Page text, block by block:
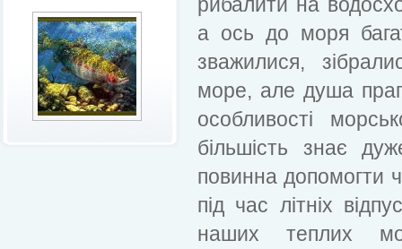
а ось до моря
зважилися,
море, але душа
особливості
більшість знає
повинна допомогти
під час літніх
наших теплих